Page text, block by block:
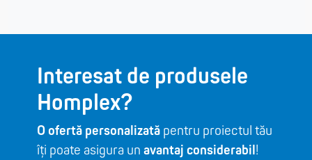
Interesat de produsele
Homplex?
O ofertă personalizatăpentru proiectul tău
îți poate asigura un avantaj considerabil!